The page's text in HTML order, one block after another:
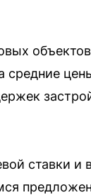
ставки и